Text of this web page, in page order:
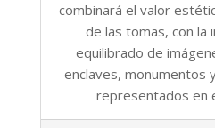
combinará el valor
de las tomas, con la
equilibrado de
enclaves, monumentos
representados en